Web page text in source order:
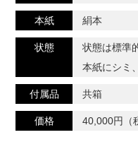
本紙 絹本
状態
状態は標準
本紙にシミ
付属品 共箱
価格 40,000円（